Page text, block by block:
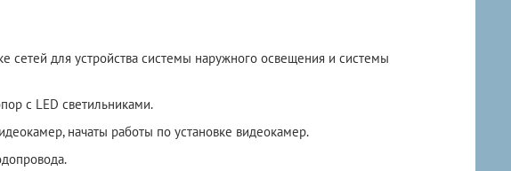
для устройства системы наружного освещения и системы
с LED светильниками.
начаты работы по установке видеокамер.